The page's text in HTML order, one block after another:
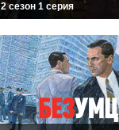
2 сезон 1 серия